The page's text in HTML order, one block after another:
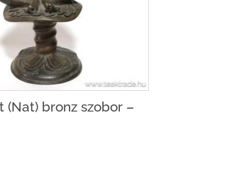
(Nat) bronz szobor –